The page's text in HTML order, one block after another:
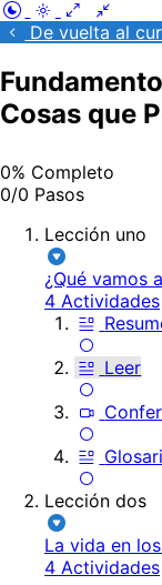
De vuelta al
Cosas que
0% Completo
0/0 Pasos
Lección uno
¿Qué vamos
4 Actividades
Leer
Lección dos
La vida en
4 Actividades